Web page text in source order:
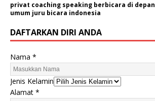
privat coaching speaking berbicara di depan
umum juru bicara indonesia
DAFTARKAN DIRI ANDA
Nama *
Jenis Kelamin
N
Alamat *